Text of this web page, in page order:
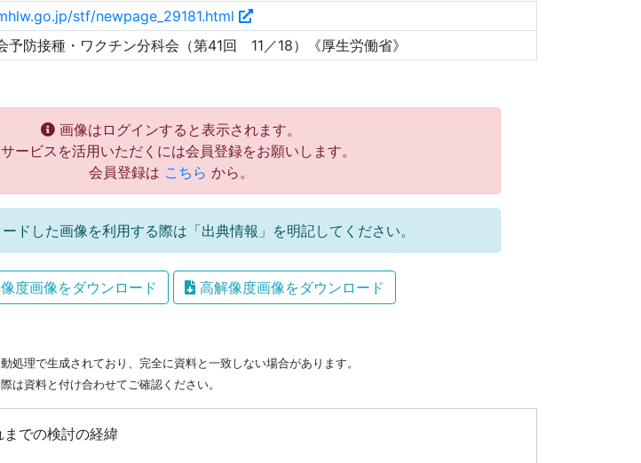
stf/newpage_29181.html
予防接種・ワクチン分科会（第41回 11／18）《厚生労働省》
画像はログインすると表示されます。
ービスを活用いただくには会員登録をお願いします。
会員登録は こちら から。
ドした画像を利用する際は「出典情報」を明記してください。
度画像をダウンロード 高解像度画像をダウンロード
処理で生成されており、完全に資料と一致しない場合があります。
は資料と付け合わせてご確認ください。
での検討の経緯